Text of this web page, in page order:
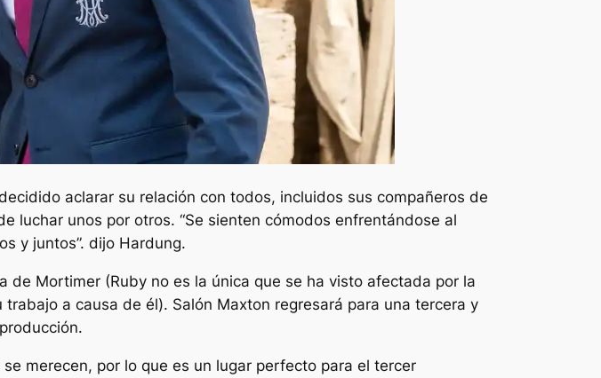
aclarar su relación con todos, incluidos sus compañeros de
luchar unos por otros. “Se sienten cómodos enfrentándose al
y juntos”. dijo Hardung.
Mortimer (Ruby no es la única que se ha visto afectada por la
trabajo a causa de él). Salón Maxton regresará para una tercera y
merecen, por lo que es un lugar perfecto para el tercer